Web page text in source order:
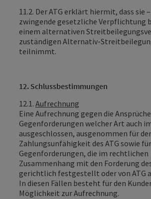
11.2. Der ATG erklärt hiermit, dass sie
zwingende gesetzliche Verpflichtung
einem alternativen
zuständigen Alternativ-
teilnimmt.
12. Schlussbestimmungen
12.1. Aufrechnung
Eine Aufrechnung gegen die
Gegenforderungen welcher Art auch
ausgeschlossen, ausgenommen für
Zahlungsunfähigkeit des ATG sowie für
Gegenforderungen, die im rechtlichen
Zusammenhang mit den Forderung
gerichtlich festgestellt oder von ATG
In diesen Fällen besteht für den
Möglichkeit zur Aufrechnung.